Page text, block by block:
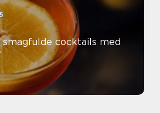
smagfulde cocktails med